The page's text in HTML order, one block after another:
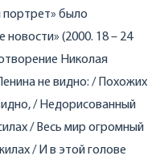
было
новости» (2000. 18 – 24
Николая
не видно: / Похожих
/ Недорисованный
/ Весь мир огромный
/ И в этой голове